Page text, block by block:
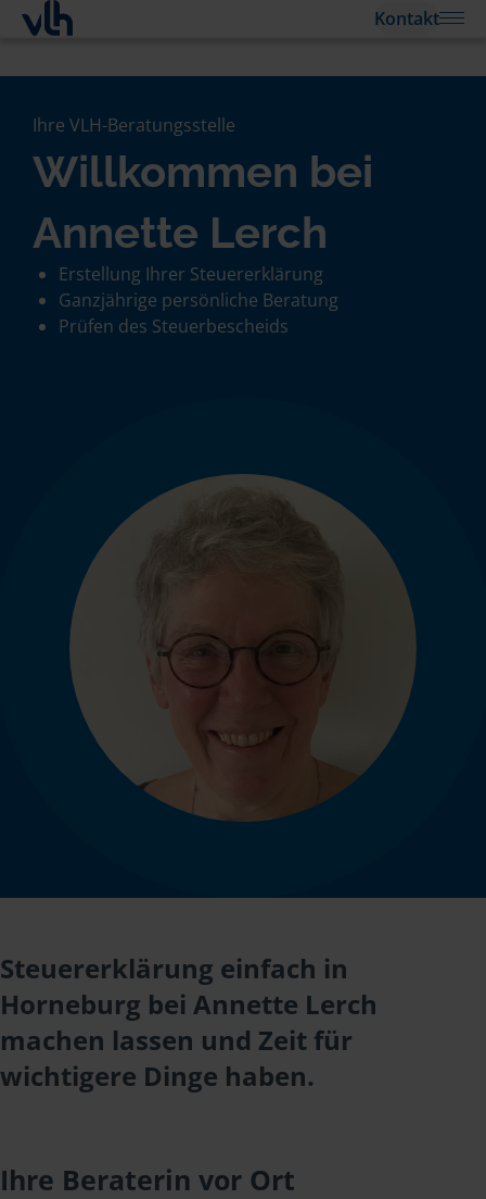
Kontakt
Ihre VLH-Beratungsstelle
Willkommen bei
Annette Lerch
Erstellung Ihrer Steuererklärung
Ganzjährige persönliche Beratung
Prüfen des Steuerbescheids
Steuererklärung einfach in
Horneburg bei Annette Lerch
machen lassen und Zeit für
wichtigere Dinge haben.
Ihre Beraterin vor Ort